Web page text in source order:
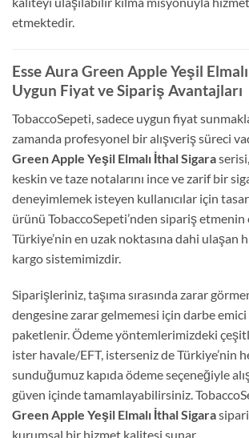
etmektedir.
Esse Aura Green Apple Yeşil
Uygun Fiyat ve Sipariş Avantajları
TobaccoSepeti, sadece uygun fiyat
zamanda profesyonel bir alışveriş süreci
Green Apple Yeşil Elmalı İthal Sigara
keskin ve taze notalarını ince ve zarif bir
deneyimlemek isteyen kullanıcılar için
ürünü TobaccoSepeti’nden sipariş etmenin
Türkiye’nin en uzak noktasına dahi ulaşan
kargo sistemimizdir.
Siparişleriniz, taşıma sırasında zarar
dengesine zarar gelmemesi için darbe
paketlenir. Ödeme yöntemlerimizdeki
ister havale/EFT, isterseniz de Türkiye’nin
sunduğumuz kapıda ödeme seçeneğiyle
güven içinde tamamlayabilirsiniz.
Green Apple Yeşil Elmalı İthal Sigara
kurumsal bir hizmet kalitesi sunar.